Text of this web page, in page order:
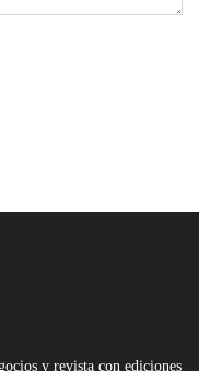
y revista con ediciones